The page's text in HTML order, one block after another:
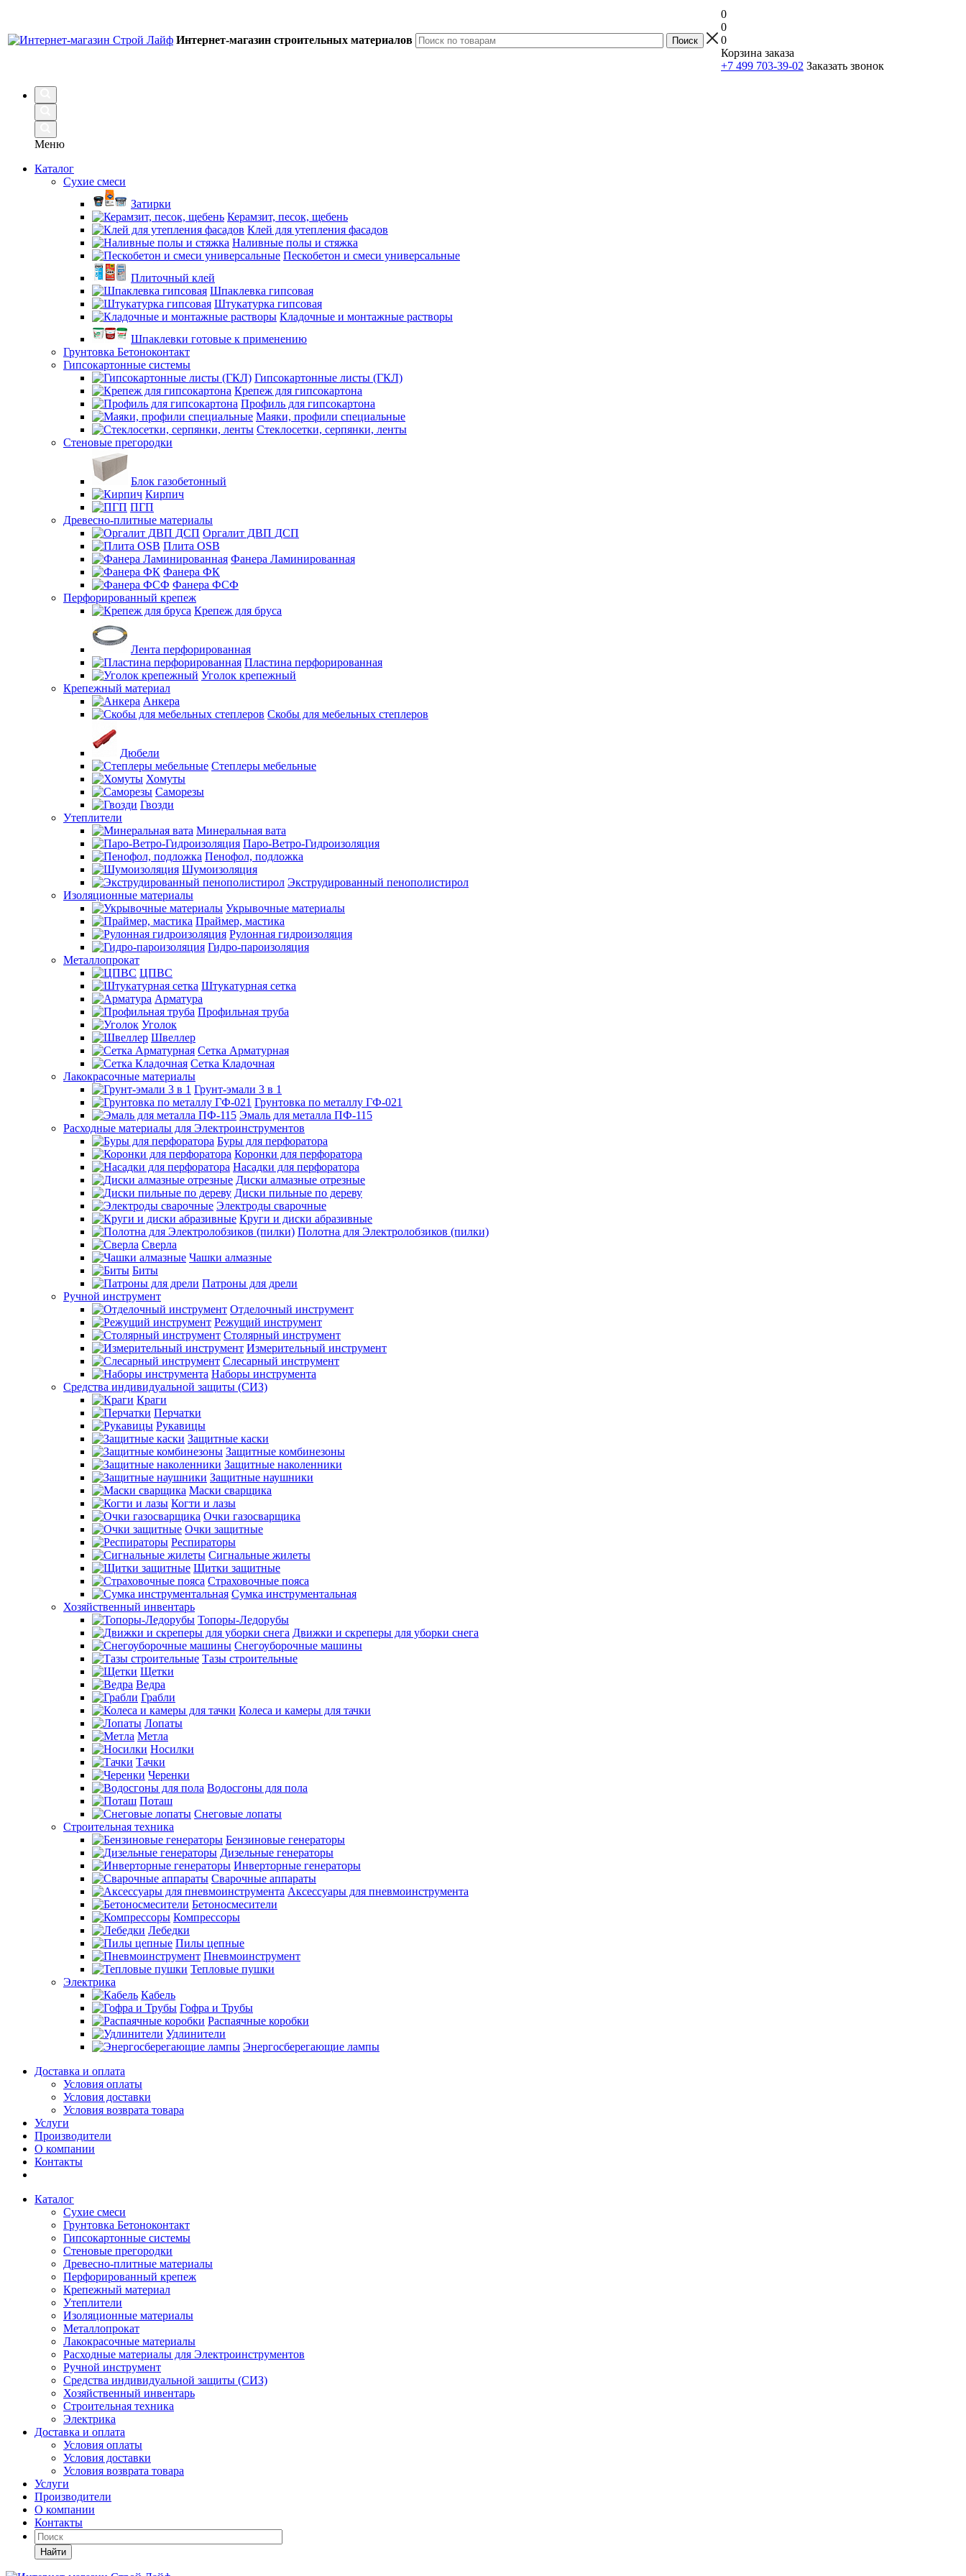
Интернет-магазин строительных материалов
0
0
0
Корзина заказа
+7 499 703-39-02 Заказать звонок
Меню
Каталог
Сухие смеси
Затирки
Керамзит, песок, щебень
Клей для утепления фасадов
Наливные полы и стяжка
Пескобетон и смеси универсальные
Плиточный клей
Шпаклевка гипсовая
Штукатурка гипсовая
Кладочные и монтажные растворы
Шпаклевки готовые к применению
Грунтовка Бетоноконтакт
Гипсокартонные системы
Гипсокартонные листы (ГКЛ)
Крепеж для гипсокартона
Профиль для гипсокартона
Маяки, профили специальные
Стеклосетки, серпянки, ленты
Стеновые прегородки
Блок газобетонный
Кирпич
ПГП
Древесно-плитные материалы
Оргалит ДВП ДСП
Плита OSB
Фанера Ламинированная
Фанера ФК
Фанера ФСФ
Перфорированный крепеж
Крепеж для бруса
Лента перфорированная
Пластина перфорированная
Уголок крепежный
Крепежный материал
Анкера
Скобы для мебельных степлеров
Дюбели
Степлеры мебельные
Хомуты
Саморезы
Гвозди
Утеплители
Минеральная вата
Паро-Ветро-Гидроизоляция
Пенофол, подложка
Шумоизоляция
Экструдированный пенополистирол
Изоляционные материалы
Укрывочные материалы
Праймер, мастика
Рулонная гидроизоляция
Гидро-пароизоляция
Металлопрокат
ЦПВС
Штукатурная сетка
Арматура
Профильная труба
Уголок
Швеллер
Сетка Арматурная
Сетка Кладочная
Лакокрасочные материалы
Грунт-эмали 3 в 1
Грунтовка по металлу ГФ-021
Эмаль для металла ПФ-115
Расходные материалы для Электроинструментов
Буры для перфоратора
Коронки для перфоратора
Насадки для перфоратора
Диски алмазные отрезные
Диски пильные по дереву
Электроды сварочные
Круги и диски абразивные
Полотна для Электролобзиков (пилки)
Сверла
Чашки алмазные
Биты
Патроны для дрели
Ручной инструмент
Отделочный инструмент
Режущий инструмент
Столярный инструмент
Измерительный инструмент
Слесарный инструмент
Наборы инструмента
Средства индивидуальной защиты (СИЗ)
Краги
Перчатки
Рукавицы
Защитные каски
Защитные комбинезоны
Защитные наколенники
Защитные наушники
Маски сварщика
Когти и лазы
Очки газосварщика
Очки защитные
Респираторы
Сигнальные жилеты
Щитки защитные
Страховочные пояса
Сумка инструментальная
Хозяйственный инвентарь
Топоры-Ледорубы
Движки и скреперы для уборки снега
Снегоуборочные машины
Тазы строительные
Щетки
Ведра
Грабли
Колеса и камеры для тачки
Лопаты
Метла
Носилки
Тачки
Черенки
Водосгоны для пола
Поташ
Снеговые лопаты
Строительная техника
Бензиновые генераторы
Дизельные генераторы
Инверторные генераторы
Сварочные аппараты
Аксессуары для пневмоинструмента
Бетоносмесители
Компрессоры
Лебедки
Пилы цепные
Пневмоинструмент
Тепловые пушки
Электрика
Кабель
Гофра и Трубы
Распаячные коробки
Удлинители
Энергосберегающие лампы
Доставка и оплата
Условия оплаты
Условия доставки
Условия возврата товара
Услуги
Производители
О компании
Контакты
Каталог
Сухие смеси
Грунтовка Бетоноконтакт
Гипсокартонные системы
Стеновые прегородки
Древесно-плитные материалы
Перфорированный крепеж
Крепежный материал
Утеплители
Изоляционные материалы
Металлопрокат
Лакокрасочные материалы
Расходные материалы для Электроинструментов
Ручной инструмент
Средства индивидуальной защиты (СИЗ)
Хозяйственный инвентарь
Строительная техника
Электрика
Доставка и оплата
Условия оплаты
Условия доставки
Условия возврата товара
Услуги
Производители
О компании
Контакты
Найти